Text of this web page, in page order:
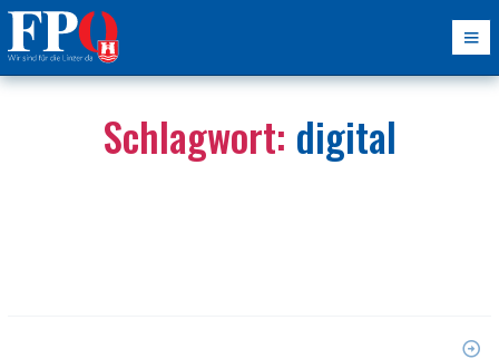
Schlagwort: digital